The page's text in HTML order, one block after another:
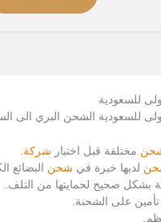
للسعودية
للسعودية الشحن البري الى
مختلفة قبل اختيار شركة.
لديها خبرة في شحن البضائع
بشكل صحيح لحمايتها من التلف.
على الشحنة.